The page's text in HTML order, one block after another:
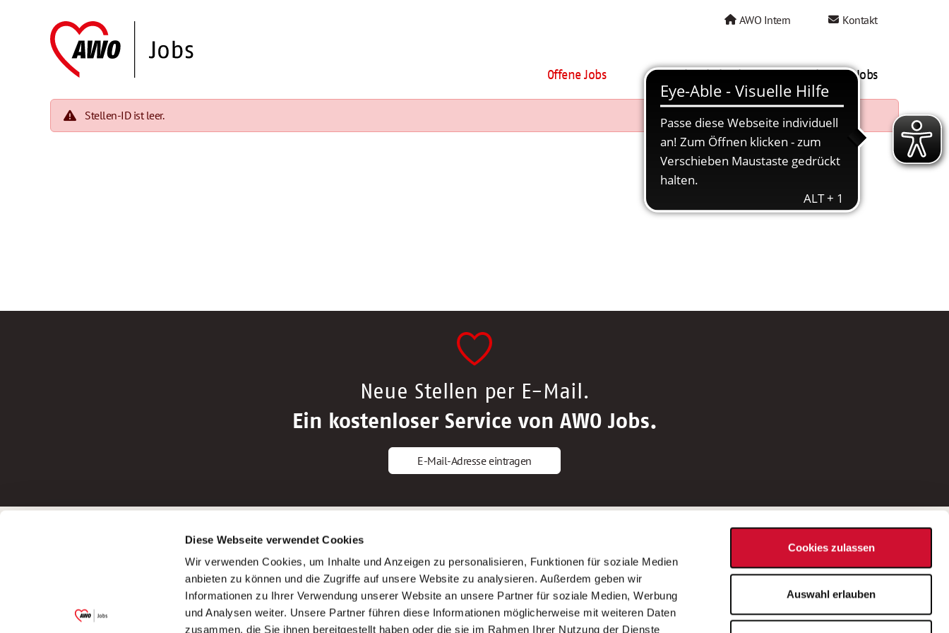
Diese Webseite verwendet Cookies
Wir verwenden Cookies, um Inhalte und Anzeigen zu personalisieren, Funktionen für soziale Medien
anbieten zu können und die Zugriffe auf unsere Website zu analysieren. Außerdem geben wir
Informationen zu Ihrer Verwendung unserer Website an unsere Partner für soziale Medien, Werbung
und Analysen weiter. Unsere Partner führen diese Informationen möglicherweise mit weiteren Daten
zusammen, die Sie ihnen bereitgestellt haben oder die sie im Rahmen Ihrer Nutzung der Dienste
Cookies zulassen
Auswahl erlauben
AWO Intern Kontakt
Offene Jobs AWO als Arbeitgeber Mein AWO Jobs
Stellen-ID ist leer.
Neue Stellen per E-Mail.
Ein kostenloser Service von AWO Jobs.
E-Mail-Adresse eintragen
Garitz Bewirtschaftungsbetriebe GmbH
(Ein Tochterunternehmen des AWO
Bezirksverbandes Unterfranken e.V.)
Bewerbungstipps
Bewerbung als Altenpfleger*in
Bewerbung als Krankenpfleger*in
Bewerbung als Altenpflegehelfer*in
Bewerbung als Erzieher*in
AWO Gliederungen nach Bundesland
Stellenangebote nach Bundesländern
Sitemap
Impressum
Datenschutz
Bei Fragen zu einer Stellenausschreibung
wenden Sie sich bitte an die*den in der
Stellenausschreibung genannte*n